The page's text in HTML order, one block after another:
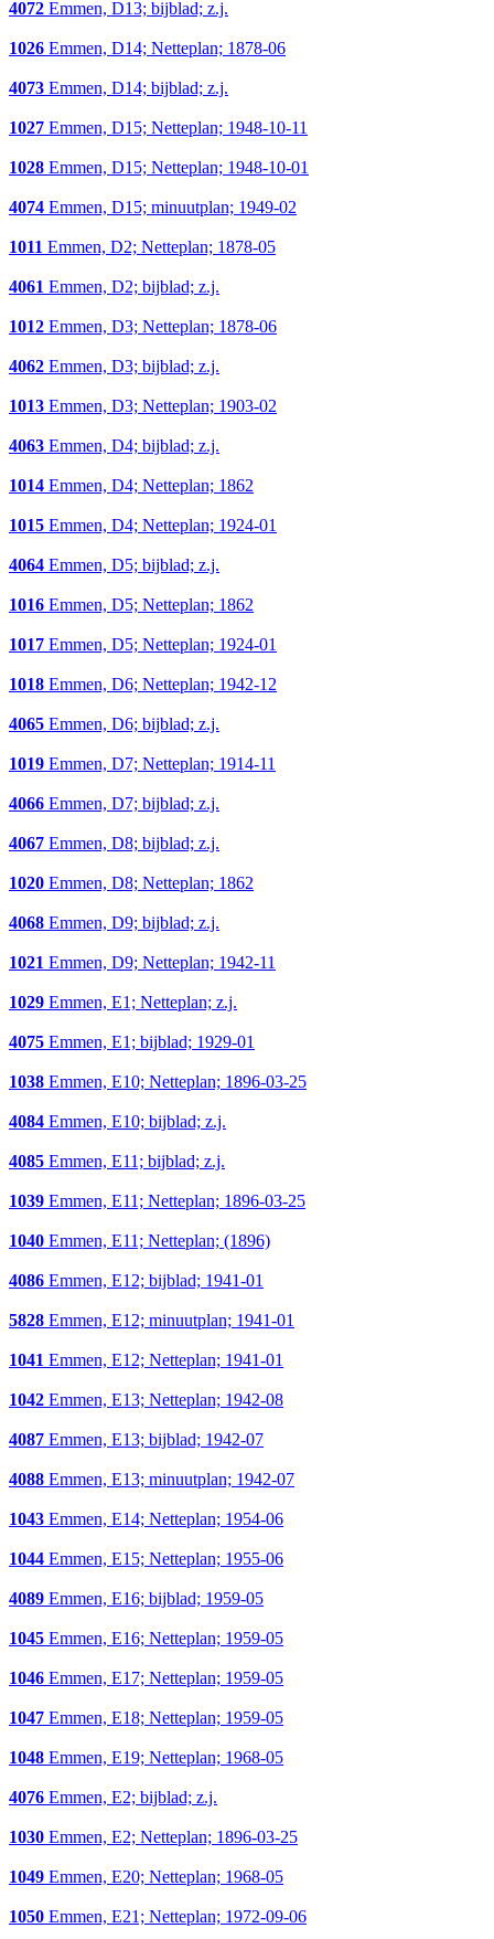
4072 Emmen, D13; bijblad; z.j.
1026 Emmen, D14; Netteplan; 1878-06
4073 Emmen, D14; bijblad; z.j.
1027 Emmen, D15; Netteplan; 1948-10-11
1028 Emmen, D15; Netteplan; 1948-10-01
4074 Emmen, D15; minuutplan; 1949-02
1011 Emmen, D2; Netteplan; 1878-05
4061 Emmen, D2; bijblad; z.j.
1012 Emmen, D3; Netteplan; 1878-06
4062 Emmen, D3; bijblad; z.j.
1013 Emmen, D3; Netteplan; 1903-02
4063 Emmen, D4; bijblad; z.j.
1014 Emmen, D4; Netteplan; 1862
1015 Emmen, D4; Netteplan; 1924-01
4064 Emmen, D5; bijblad; z.j.
1016 Emmen, D5; Netteplan; 1862
1017 Emmen, D5; Netteplan; 1924-01
1018 Emmen, D6; Netteplan; 1942-12
4065 Emmen, D6; bijblad; z.j.
1019 Emmen, D7; Netteplan; 1914-11
4066 Emmen, D7; bijblad; z.j.
4067 Emmen, D8; bijblad; z.j.
1020 Emmen, D8; Netteplan; 1862
4068 Emmen, D9; bijblad; z.j.
1021 Emmen, D9; Netteplan; 1942-11
1029 Emmen, E1; Netteplan; z.j.
4075 Emmen, E1; bijblad; 1929-01
1038 Emmen, E10; Netteplan; 1896-03-25
4084 Emmen, E10; bijblad; z.j.
4085 Emmen, E11; bijblad; z.j.
1039 Emmen, E11; Netteplan; 1896-03-25
1040 Emmen, E11; Netteplan; (1896)
4086 Emmen, E12; bijblad; 1941-01
5828 Emmen, E12; minuutplan; 1941-01
1041 Emmen, E12; Netteplan; 1941-01
1042 Emmen, E13; Netteplan; 1942-08
4087 Emmen, E13; bijblad; 1942-07
4088 Emmen, E13; minuutplan; 1942-07
1043 Emmen, E14; Netteplan; 1954-06
1044 Emmen, E15; Netteplan; 1955-06
4089 Emmen, E16; bijblad; 1959-05
1045 Emmen, E16; Netteplan; 1959-05
1046 Emmen, E17; Netteplan; 1959-05
1047 Emmen, E18; Netteplan; 1959-05
1048 Emmen, E19; Netteplan; 1968-05
4076 Emmen, E2; bijblad; z.j.
1030 Emmen, E2; Netteplan; 1896-03-25
1049 Emmen, E20; Netteplan; 1968-05
1050 Emmen, E21; Netteplan; 1972-09-06